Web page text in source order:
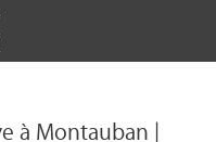
à Montauban |